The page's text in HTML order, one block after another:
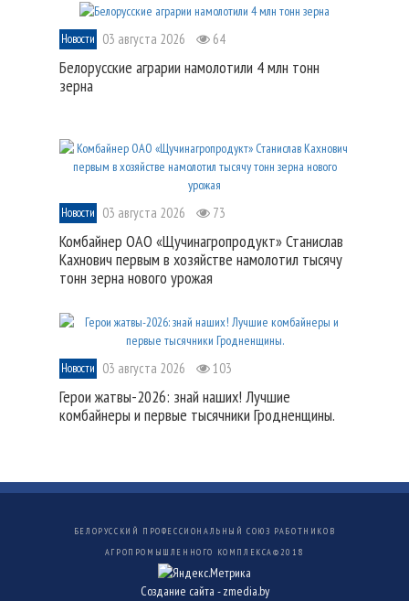
Новости 03 августа 2026 64
Белорусские аграрии намолотили 4 млн тонн
зерна
Новости 03 августа 2026 73
Комбайнер ОАО «Щучинагропродукт» Станислав
Кахнович первым в хозяйстве намолотил тысячу
тонн зерна нового урожая
Новости 03 августа 2026 103
Герои жатвы-2026: знай наших! Лучшие
комбайнеры и первые тысячники Гродненщины.
БЕЛОРУССКИЙ ПРОФЕССИОНАЛЬНЫЙ СОЮЗ РАБОТНИКОВ
АГРОПРОМЫШЛЕННОГО КОМПЛЕКСА© 2018
Создание сайта -zmedia.by